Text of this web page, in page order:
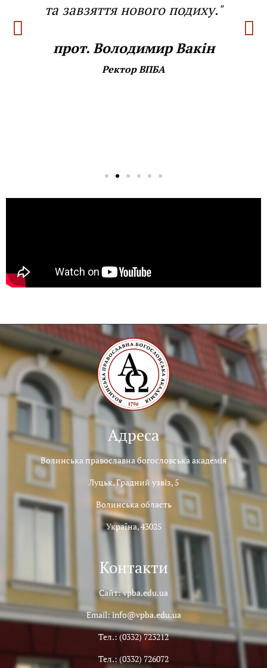
та завзяття нового подиху."
прот. Володимир Вакін
Ректор ВПБА
Адреса
Волинська православна богословська академія
Луцьк, Градний узвіз, 5
Волинська область
Україна, 43025
Контакти
Сайт: vpba.edu.ua
Email: info@vpba.edu.ua
Тел.: (0332) 723212
Тел.: (0332) 726072